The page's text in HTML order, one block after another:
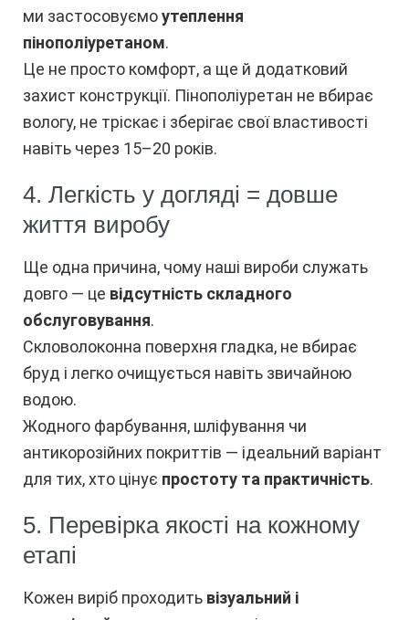
ми застосовуємоутеплення
пінополіуретаном.
Це не просто комфорт, а ще й додатковий
захист конструкції. Пінополіуретан не вбирає
вологу, не тріскає і зберігає свої властивості
навіть через 15–20 років.
4. Легкість у догляді = довше
життя виробу
Ще одна причина, чому наші вироби служать
довго — це відсутність складного
обслуговування.
Скловолоконна поверхня гладка, не вбирає
бруд і легко очищується навіть звичайною
водою.
Жодного фарбування, шліфування чи
антикорозійних покриттів — ідеальний варіант
для тих, хто цінує простоту та практичність.
5. Перевірка якості на кожному
етапі
Кожен виріб проходить візуальний і